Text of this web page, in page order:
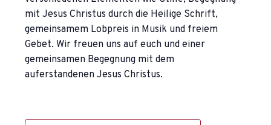
mit Jesus Christus durch die Heilige Schrift,
gemeinsamem Lobpreis in Musik und freiem
Gebet. Wir freuen uns auf euch und einer
gemeinsamen Begegnung mit dem
auferstandenen Jesus Christus.